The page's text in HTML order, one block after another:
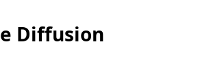
Diffusion